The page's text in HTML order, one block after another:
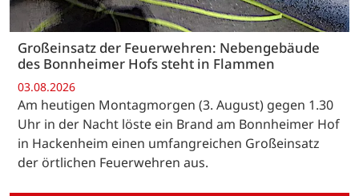
Großeinsatz der Feuerwehren: Nebengebäude
des Bonnheimer Hofs steht in Flammen
03.08.2026
Am heutigen Montagmorgen (3. August) gegen 1.30
Uhr in der Nacht löste ein Brand am Bonnheimer Hof
in Hackenheim einen umfangreichen Großeinsatz
der örtlichen Feuerwehren aus.